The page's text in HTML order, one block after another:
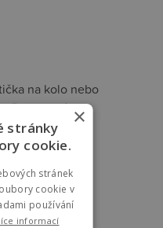
na kolo nebo
malého
×
stránky
cookie.
stránek
cookie v
používání
informací